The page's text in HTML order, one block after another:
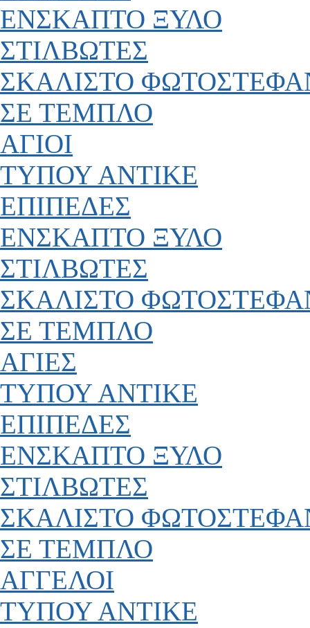
ΕΝΣΚΑΠΤΟ ΞΥΛΟ
ΣΤΙΛΒΩΤΕΣ
ΣΚΑΛΙΣΤΟ
ΣΕ ΤΕΜΠΛΟ
ΑΓΙΟΙ
ΤΥΠΟΥ ΑΝΤΙΚΕ
ΕΠΙΠΕΔΕΣ
ΕΝΣΚΑΠΤΟ ΞΥΛΟ
ΣΤΙΛΒΩΤΕΣ
ΣΚΑΛΙΣΤΟ
ΣΕ ΤΕΜΠΛΟ
ΑΓΙΕΣ
ΤΥΠΟΥ ΑΝΤΙΚΕ
ΕΠΙΠΕΔΕΣ
ΕΝΣΚΑΠΤΟ ΞΥΛΟ
ΣΤΙΛΒΩΤΕΣ
ΣΚΑΛΙΣΤΟ
ΣΕ ΤΕΜΠΛΟ
ΑΓΓΕΛΟΙ
ΤΥΠΟΥ ΑΝΤΙΚΕ